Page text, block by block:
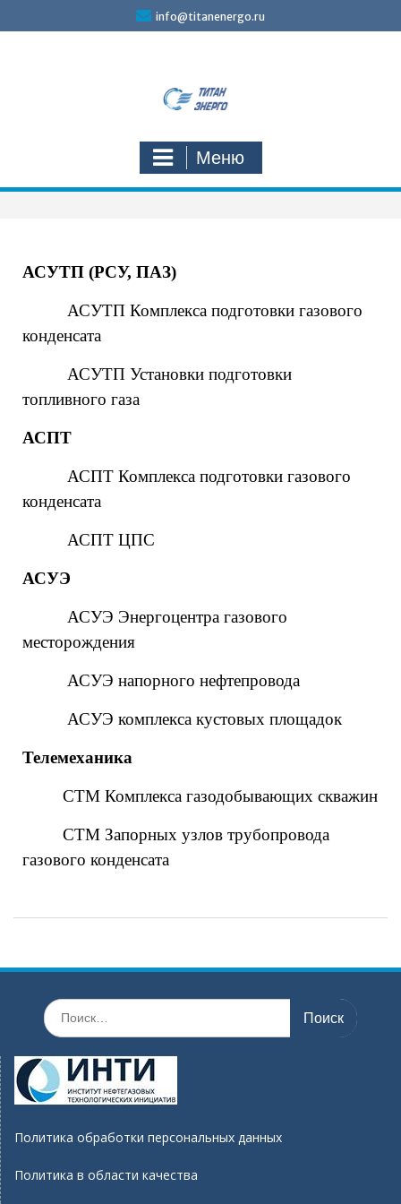
info@titanenergo.ru
Меню
АСУТП (РСУ, ПАЗ)
АСУТП Комплекса подготовки газового
конденсата
АСУТП Установки подготовки
топливного газа
АСПТ
АСПТ Комплекса подготовки газового
конденсата
АСПТ ЦПС
АСУЭ
АСУЭ Энергоцентра газового
месторождения
АСУЭ напорного нефтепровода
АСУЭ комплекса кустовых площадок
Телемеханика
СТМ Комплекса газодобывающих скважин
СТМ Запорных узлов трубопровода
газового конденсата
Политика обработки персональных данных
Политика в области качества